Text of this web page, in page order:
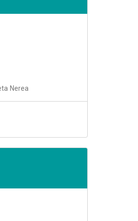
Nerea